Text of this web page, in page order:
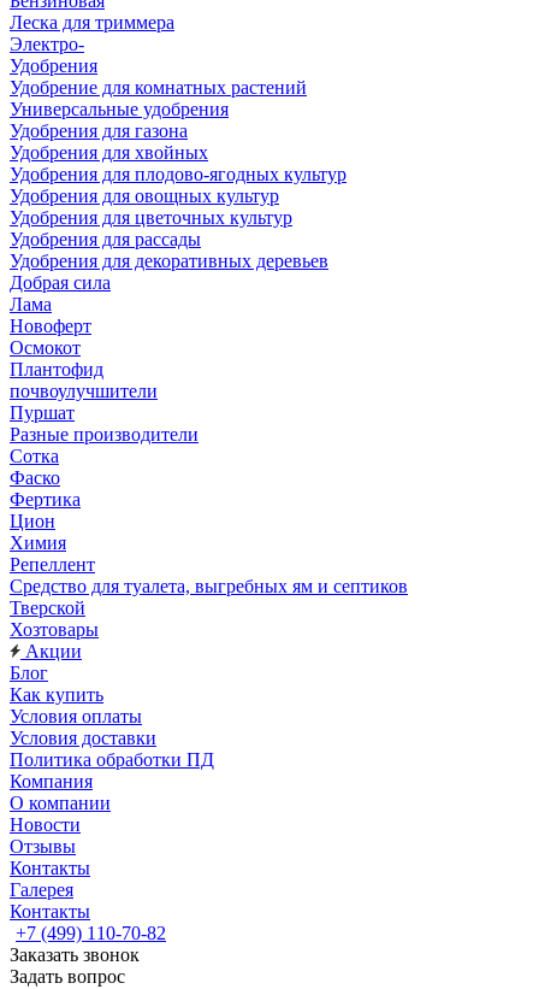
Леска для триммера
Электро-
Удобрения
Удобрение для комнатных растений
Универсальные удобрения
Удобрения для газона
Удобрения для хвойных
Удобрения для плодово-ягодных культур
Удобрения для овощных культур
Удобрения для цветочных культур
Удобрения для рассады
Удобрения для декоративных деревьев
Добрая сила
Лама
Новоферт
Осмокот
Плантофид
почвоулучшители
Пуршат
Разные производители
Сотка
Фаско
Фертика
Цион
Химия
Репеллент
Средство для туалета, выгребных ям и септиков
Тверской
Хозтовары
Акции
Блог
Как купить
Условия оплаты
Условия доставки
Политика обработки ПД
Компания
О компании
Новости
Отзывы
Контакты
Галерея
Контакты
+7 (499) 110-70-82
Заказать звонок
Задать вопрос